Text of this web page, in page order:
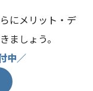
にメリット・デ
ましょう。
中／